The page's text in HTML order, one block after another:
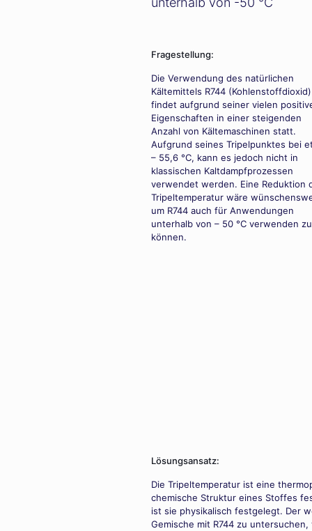
Fragestellung:
Die Verwendung des natürlichen
Kältemittels R744 (Kohlenstoffdioxid)
findet aufgrund seiner vielen
Eigenschaften in einer steigenden
Anzahl von Kältemaschinen statt.
Aufgrund seines Tripelpunktes bei
– 55,6 °C, kann es jedoch nicht in
klassischen Kaltdampfprozessen
verwendet werden. Eine Reduktion
Tripeltemperatur wäre
um R744 auch für Anwendungen
unterhalb von – 50 °C verwenden zu
können.
Lösungsansatz:
Die Tripeltemperatur ist eine
chemische Struktur eines Stoffes
ist sie physikalisch festgelegt. Der
Gemische mit R744 zu